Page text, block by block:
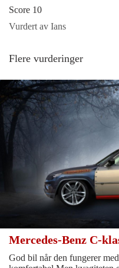
Score 10
Vurdert av Ians
Flere vurderinger
Mercedes-Benz C-
God bil når den fungerer